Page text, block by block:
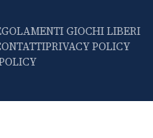
GIOCHI LIBERI
PRIVACY POLICY